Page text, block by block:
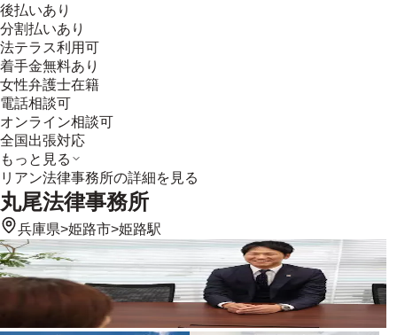
後払いあり
分割払いあり
法テラス利用可
着手金無料あり
女性弁護士在籍
電話相談可
オンライン相談可
全国出張対応
もっと見る
リアン法律事務所の詳細を見る
丸尾法律事務所
兵庫県>姫路市>姫路駅